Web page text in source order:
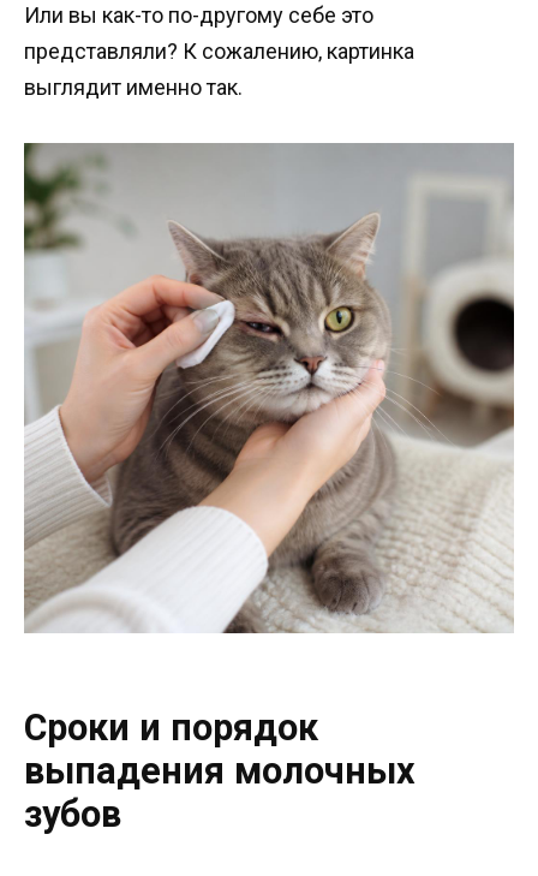
Или вы как-то по-другому себе это
представляли? К сожалению, картинка
выглядит именно так.
Сроки и порядок
выпадения молочных
зубов